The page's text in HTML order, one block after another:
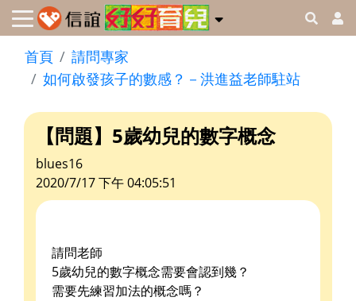
首頁
請問專家
如何啟發孩子的數感？－洪進益老師駐站
【問題】5歲幼兒的數字概念
blues16
2020/7/17 下午 04:05:51
請問老師
5歲幼兒的數字概念需要會認到幾？
需要先練習加法的概念嗎？